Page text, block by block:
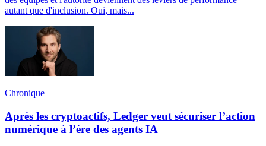
autant que d'inclusion. Oui, mais...
Chronique
Après les cryptoactifs, Ledger veut sécuriser l’action
numérique à l’ère des agents IA